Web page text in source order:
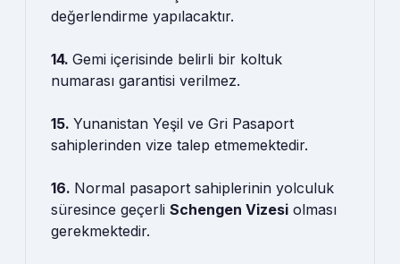
değerlendirme yapılacaktır.
14. Gemi içerisinde belirli bir koltuk
numarası garantisi verilmez.
15. Yunanistan Yeşil ve Gri Pasaport
sahiplerinden vize talep etmemektedir.
16. Normal pasaport sahiplerinin yolculuk
süresince geçerli Schengen Vizesi olması
gerekmektedir.